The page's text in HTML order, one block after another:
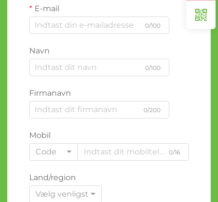
E-mail
0/100
Navn
0/100
Firmanavn
0/200
Mobil
Code
0/16
Land/region
Vælg venligst